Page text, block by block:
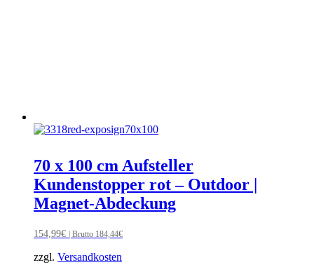
70 x 100 cm Aufsteller
Kundenstopper rot – Outdoor |
Magnet-Abdeckung
154,99€ | Brutto 184,44€
zzgl. Versandkosten